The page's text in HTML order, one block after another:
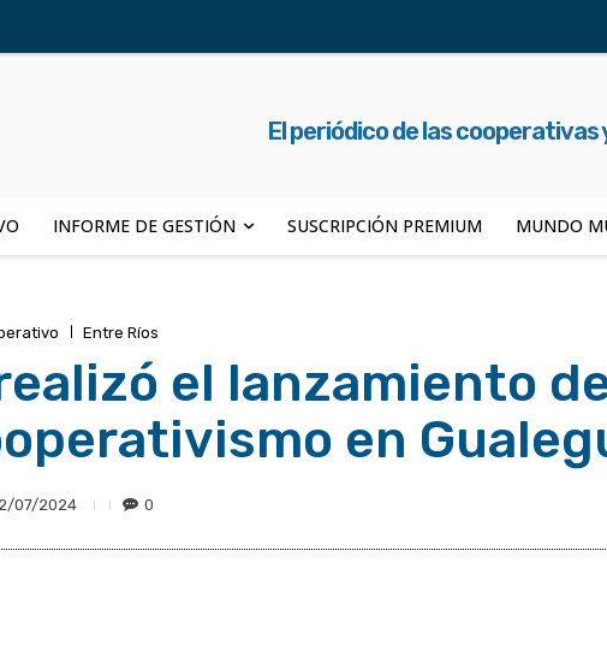
El periódico de las cooperativas
INFORME DE GESTIÓN SUSCRIPCIÓN PREMIUM MUNDO
Entre Ríos
el lanzamiento
en
07/2024 0